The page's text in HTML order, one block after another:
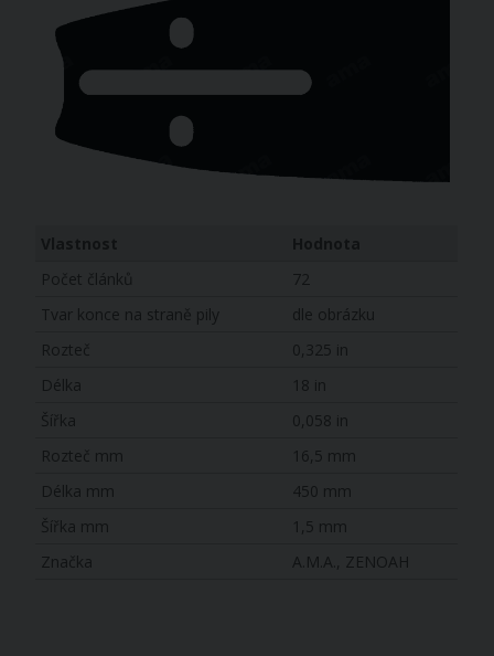
Počet článků
72
Tvar konce na straně pily
dle obrázku
Rozteč
0,325 in
Délka
18 in
Šířka
0,058 in
Rozteč mm
16,5 mm
Délka mm
450 mm
Šířka mm
1,5 mm
Značka
A.M.A., ZENOAH